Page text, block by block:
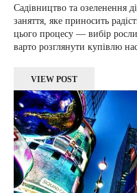
Садівництво та озеленення
заняття, яке приносить
цього процесу — вибір
варто розглянути купівлю
VIEW POST